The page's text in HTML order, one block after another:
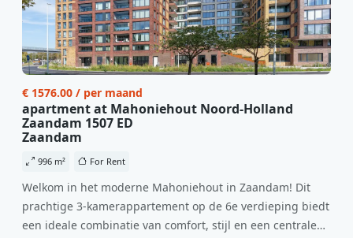
€ 1576.00 / per maand
apartment at Mahoniehout Noord-Holland
Zaandam 1507 ED
Zaandam
996 m² For Rent
Welkom in het moderne Mahoniehout in Zaandam! Dit
prachtige 3-kamerappartement op de 6e verdieping biedt
een ideale combinatie van comfort, stijl en een centrale